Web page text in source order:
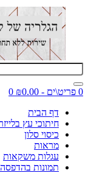
0 פריט\ים - ₪0.00
0
דף הבית
חיתוכי עץ
כיסוי סלון
מראות
עגלות משקאות
תמונות בהדפסה